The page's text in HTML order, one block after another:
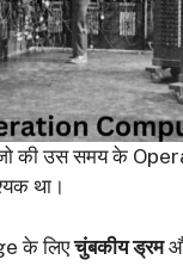
जो की उस समय के
था।
के लिएचुंबकीय ड्रम